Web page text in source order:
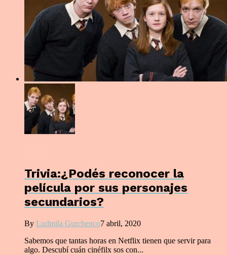
Trivia:¿Podés reconocer la
película por sus personajes
secundarios?
By Ludmila Gurchenco7 abril, 2020
Sabemos que tantas horas en Netflix tienen que servir para
algo. Descubí cuán cinéfilx sos con...